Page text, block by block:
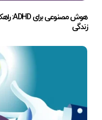
هوش مصنوعی برای ADHD: راهکاری نوین برای مدیریت تمرکز و بهبود
زندگی